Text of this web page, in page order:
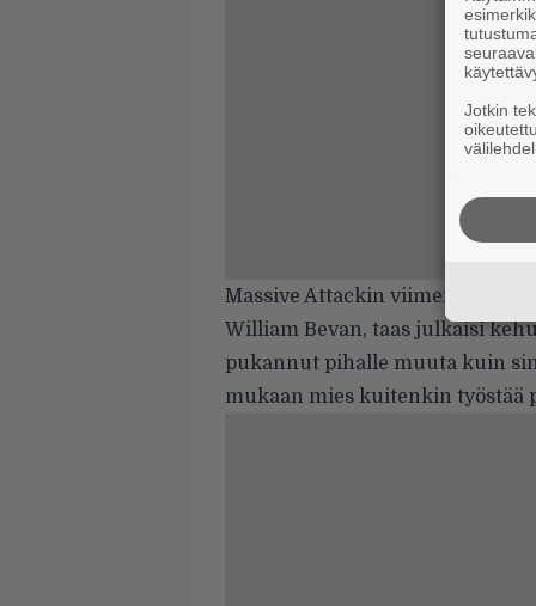
Massive Attackin viimeisin
William Bevan, taas julkaisi
pukannut pihalle muuta kuin
mukaan mies kuitenkin työstää
Jotkin